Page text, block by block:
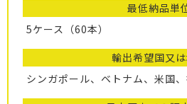
最低納品単
5ケース（60本）
輸出希望国又
シンガポール、ベトナム、米国